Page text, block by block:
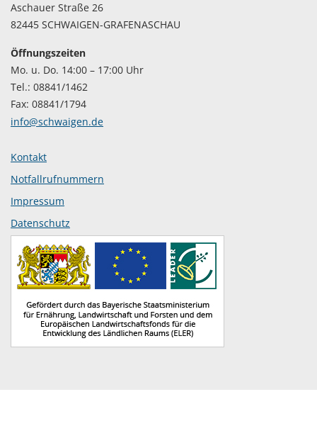
Aschauer Straße 26
82445 SCHWAIGEN-GRAFENASCHAU
Öffnungszeiten
Mo. u. Do. 14:00 – 17:00 Uhr
Tel.: 08841/1462
Fax: 08841/1794
info@schwaigen.de
Kontakt
Notfallrufnummern
Impressum
Datenschutz